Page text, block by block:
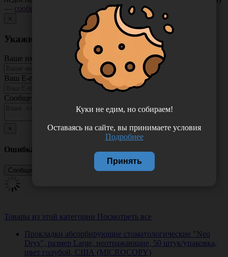
— сообщите нам
×
Укажите неточность в описании товара
Ваше имя
Ваш E-mail
Сообщение
×
Ошибка
Товары из этой категории Посмотреть все
Прокладки абсорбирующие стоматологические "Neo
Drys", размер Large, неотражающие, 50 штук/упаковка,
цвет голубой, США (MICROCOPY)
Куки не едим, но собираем!
Оставаясь на сайте, вы принимаете условия
Подробнее
Принять